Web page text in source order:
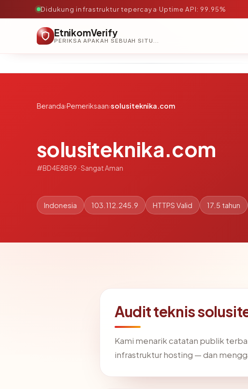
Didukung infrastruktur tepercaya·Uptime API: 99.95%
EtnikomVerify
PERIKSA APAKAH SEBUAH SITUS AMAN, TEPERCAYA, DAN TERVERIFIKASI DALAM HITUNGAN DETIK.
Beranda›Pemeriksaan›solusiteknika.com
solusiteknika.com
#BD4E8B59 · Sangat Aman
Indonesia 103.112.245.9 HTTPS Valid 17.5 tahun
Audit teknis
Kami menarik catatan publik
infrastruktur hosting — dan